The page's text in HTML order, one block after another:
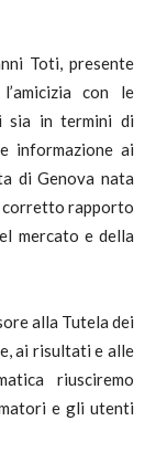
Toti, presente
con le
sia in termini di
informazione ai
di Genova nata
corretto rapporto
mercato e della
alla Tutela dei
ai risultati e alle
riusciremo
e gli utenti